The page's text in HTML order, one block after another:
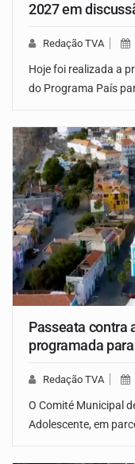
2027 em
Redação TVA
Hoje foi realizada a
do Programa País
Passeata contra
programada
Redação TVA
O Comité Municipal
Adolescente, em